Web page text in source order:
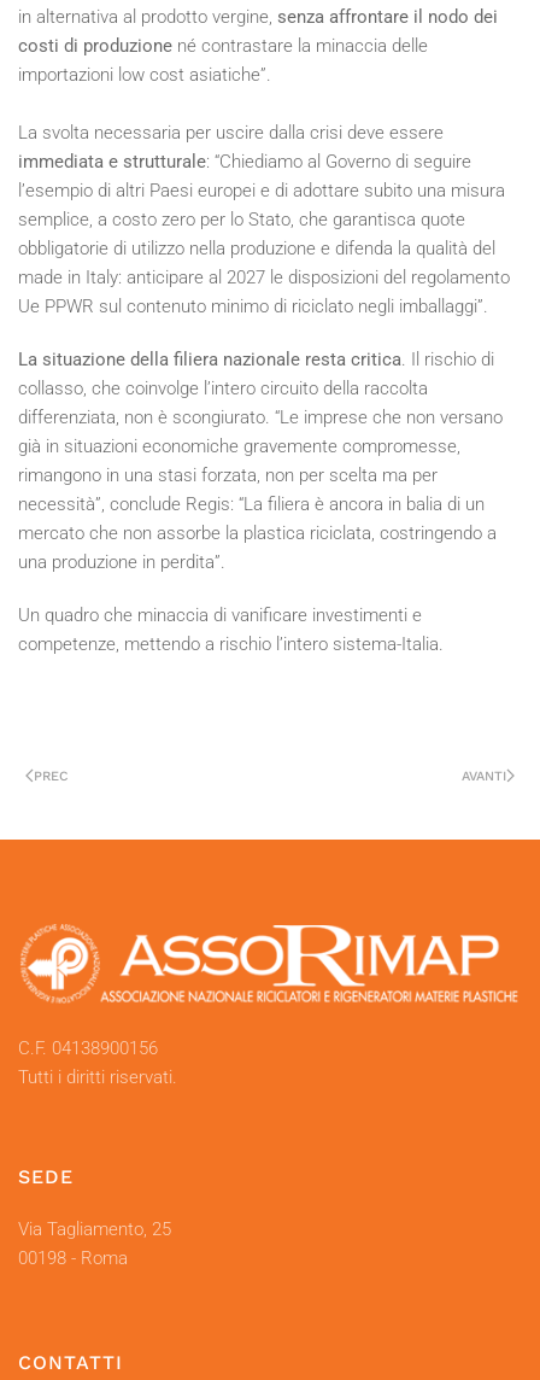
in alternativa al prodotto vergine, senza affrontare il nodo dei
costi di produzione né contrastare la minaccia delle
importazioni low cost asiatiche”.
La svolta necessaria per uscire dalla crisi deve essere
immediata e strutturale: “Chiediamo al Governo di seguire
l’esempio di altri Paesi europei e di adottare subito una misura
semplice, a costo zero per lo Stato, che garantisca quote
obbligatorie di utilizzo nella produzione e difenda la qualità del
made in Italy: anticipare al 2027 le disposizioni del regolamento
Ue PPWR sul contenuto minimo di riciclato negli imballaggi”.
La situazione della filiera nazionale resta critica. Il rischio di
collasso, che coinvolge l’intero circuito della raccolta
differenziata, non è scongiurato. “Le imprese che non versano
già in situazioni economiche gravemente compromesse,
rimangono in una stasi forzata, non per scelta ma per
necessità”, conclude Regis: “La filiera è ancora in balia di un
mercato che non assorbe la plastica riciclata, costringendo a
una produzione in perdita”.
Un quadro che minaccia di vanificare investimenti e
competenze, mettendo a rischio l’intero sistema-Italia.
PREC AVANTI
C.F. 04138900156
Tutti i diritti riservati.
SEDE
Via Tagliamento, 25
00198 - Roma
CONTATTI